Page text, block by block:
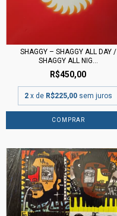
SHAGGY – SHAGGY ALL DAY /
SHAGGY ALL NIG...
R$450,00
2 x de R$225,00 sem juros